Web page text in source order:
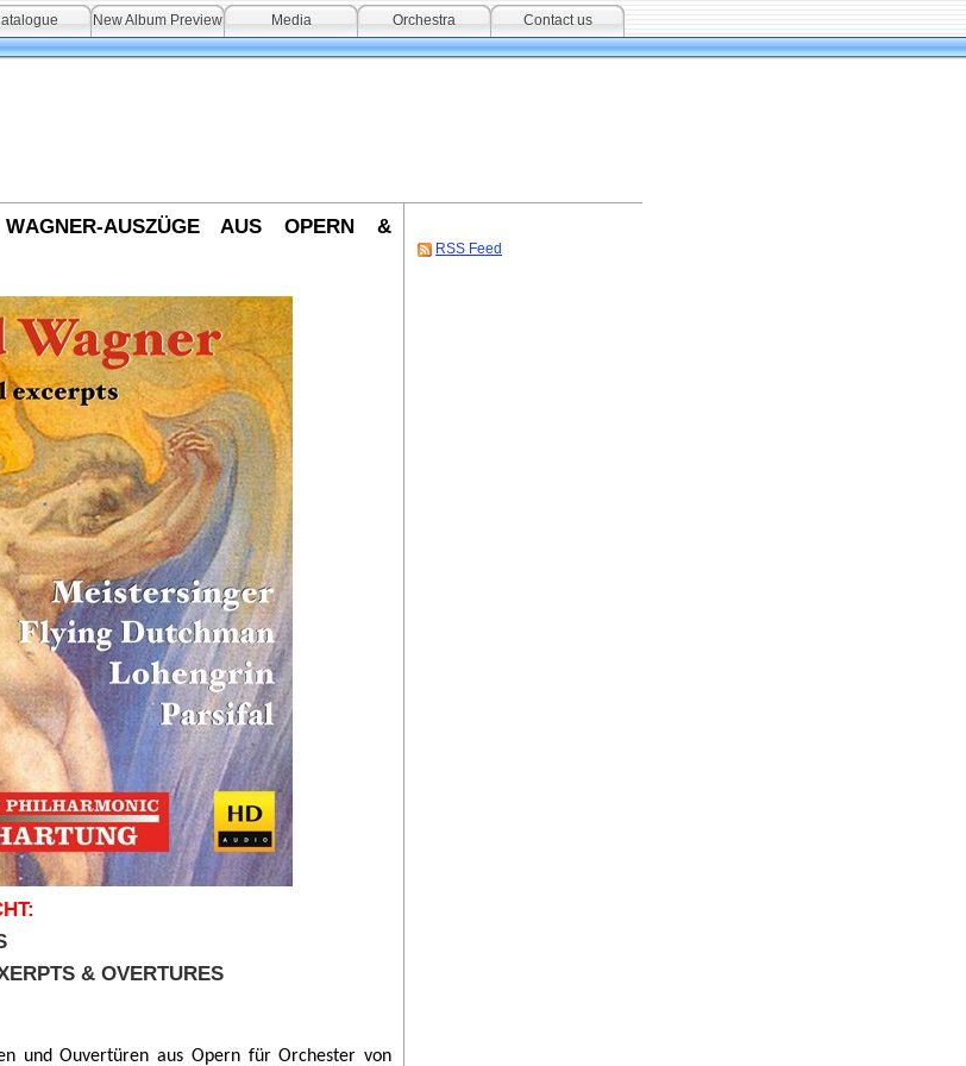
New Album Preview Media Orchestra Contact us
RSS Feed
AUSZÜGE AUS OPERN &
& OVERTURES
und Ouvertüren aus Opern für Orchester von